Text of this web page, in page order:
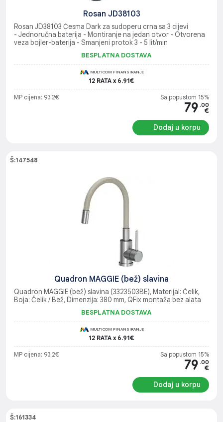
Rosan JD38103
Rosan JD38103 Česma Dark za sudoperu crna sa 3 cijevi
- Jednoručna baterija - Montiranje na jedan otvor - Otvorena
veza bojler-baterija - Smanjeni protok 3 - 5 lit/min
BESPLATNA DOSTAVA
MULTICOM FINANSIRANJE
12 RATA x 6.91€
MP cijena: 93.2€ Sa popustom 15%
79 .00
€
Dodaj u korpu
Š:147548
Quadron MAGGIE (bež) slavina
Quadron MAGGIE (bež) slavina (3323503BE), Materijal: Čelik,
Boja: Čelik / Bež, Dimenzija: 380 mm, QFix montaža bez alata
BESPLATNA DOSTAVA
MULTICOM FINANSIRANJE
12 RATA x 6.91€
MP cijena: 93.2€ Sa popustom 15%
79 .00
€
Dodaj u korpu
Š:161334